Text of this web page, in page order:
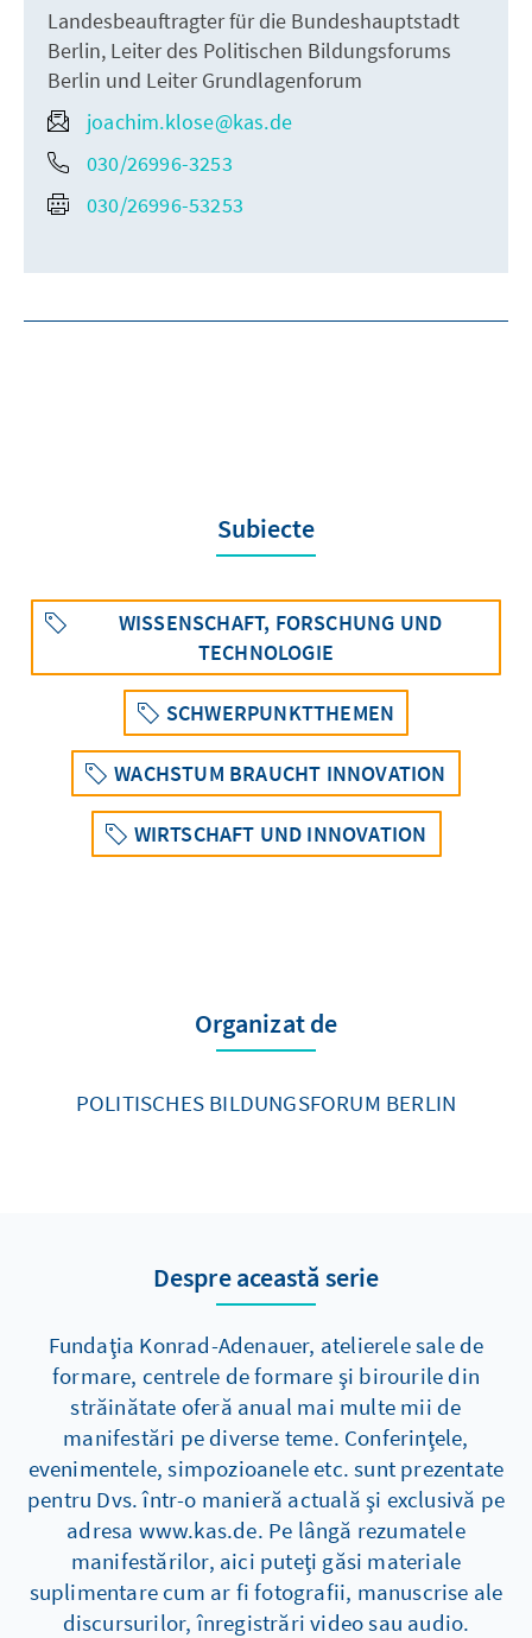
Landesbeauftragter für die Bundeshauptstadt
Berlin, Leiter des Politischen Bildungsforums
Berlin und Leiter Grundlagenforum
joachim.klose@kas.de
030/26996-3253
030/26996-53253
Subiecte
WISSENSCHAFT, FORSCHUNG UND
TECHNOLOGIE
SCHWERPUNKTTHEMEN
WACHSTUM BRAUCHT INNOVATION
WIRTSCHAFT UND INNOVATION
Organizat de
POLITISCHES BILDUNGSFORUM BERLIN
Despre această serie
Fundaţia Konrad-Adenauer, atelierele sale de
formare, centrele de formare şi birourile din
străinătate oferă anual mai multe mii de
manifestări pe diverse teme. Conferinţele,
evenimentele, simpozioanele etc. sunt prezentate
pentru Dvs. într-o manieră actuală şi exclusivă pe
adresa www.kas.de. Pe lângă rezumatele
manifestărilor, aici puteţi găsi materiale
suplimentare cum ar fi fotografii, manuscrise ale
discursurilor, înregistrări video sau audio.